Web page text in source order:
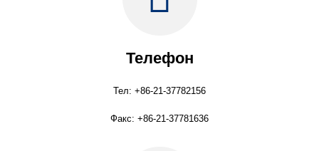
Телефон
Тел: +86-21-37782156
Факс: +86-21-37781636